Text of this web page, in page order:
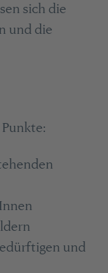
sich die
und die
und